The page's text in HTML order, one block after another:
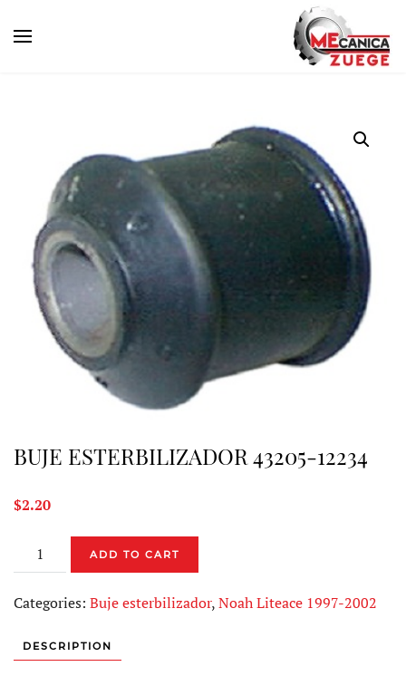
BUJE ESTERBILIZADOR 43205-12234
$2.20
BUJE
ESTERBILIZADOR
43205-
quantity
ADD TO CART
Categories: Buje esterbilizador,Noah Liteace 1997-2002
DESCRIPTION